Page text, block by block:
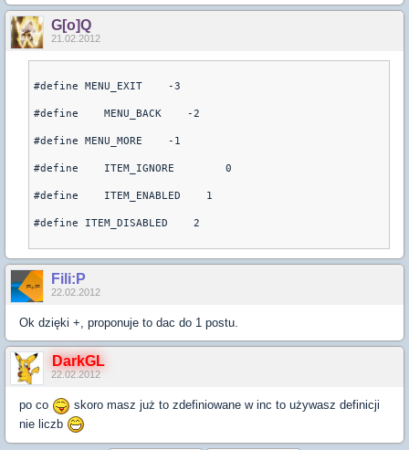
G[o]Q
21.02.2012
#define MENU_EXIT    -3
#define    MENU_BACK    -2
#define MENU_MORE    -1
#define    ITEM_IGNORE        0
#define    ITEM_ENABLED    1
#define ITEM_DISABLED    2
Fili:P
22.02.2012
Ok dzięki +, proponuje to dac do 1 postu.
DarkGL
22.02.2012
po co
skoro masz już to zdefiniowane w inc to używasz definicji
nie liczb